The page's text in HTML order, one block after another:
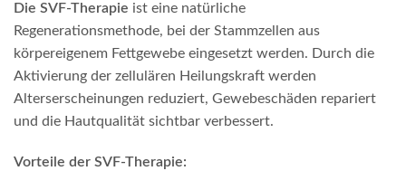
Die SVF-Therapie ist eine natürliche
Regenerationsmethode, bei der Stammzellen aus
körpereigenem Fettgewebe eingesetzt werden. Durch die
Aktivierung der zellulären Heilungskraft werden
Alterserscheinungen reduziert, Gewebeschäden repariert
und die Hautqualität sichtbar verbessert.
Vorteile der SVF-Therapie: